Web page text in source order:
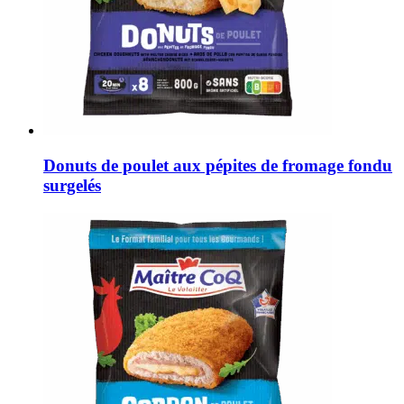
Donuts de poulet aux pépites de fromage fondu
surgelés